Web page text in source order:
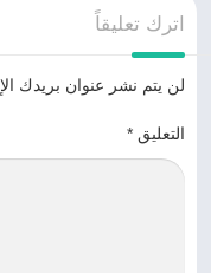
اترك تعليقاً
لن يتم نشر عنوان بريدك
التعليق *